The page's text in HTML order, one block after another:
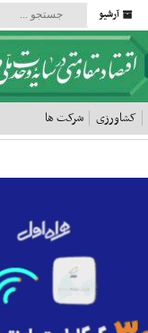
آرشیو
کشاورزی شرکت ها